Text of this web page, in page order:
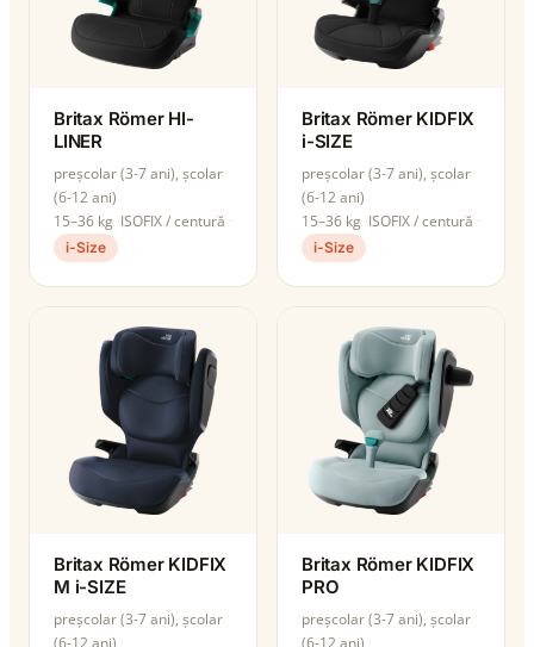
Britax Römer HI-
LINER
preșcolar (3-7 ani), școlar
(6-12 ani)
15–36 kg ISOFIX / centură
i-Size
Britax Römer KIDFIX
i-SIZE
preșcolar (3-7 ani), școlar
(6-12 ani)
15–36 kg ISOFIX / centură
i-Size
Britax Römer KIDFIX
M i-SIZE
preșcolar (3-7 ani), școlar
(6-12 ani)
Britax Römer KIDFIX
PRO
preșcolar (3-7 ani), școlar
(6-12 ani)